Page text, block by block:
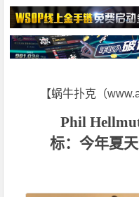
【蜗牛扑克（
Phil
标：今年夏